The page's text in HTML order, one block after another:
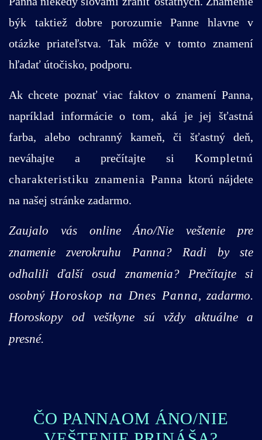
býk taktiež dobre porozumie Panne hlavne v
otázke priateľstva. Tak môže v tomto znamení
hľadať útočisko, podporu.
Ak chcete poznať viac faktov o znamení Panna,
napríklad informácie o tom, aká je jej šťastná
farba, alebo ochranný kameň, či šťastný deň,
neváhajte a prečítajte si Kompletnú
charakteristiku znamenia Panna ktorú nájdete
na našej stránke zadarmo.
Zaujalo vás online Áno/Nie veštenie pre
znamenie zverokruhu Panna? Radi by ste
odhalili ďalší osud znamenia? Prečítajte si
osobnýHoroskop na Dnes Panna, zadarmo.
Horoskopy od veštkyne sú vždy aktuálne a
presné.
ČO PANNAOM ÁNO/NIE